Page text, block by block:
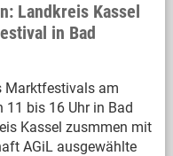
Landkreis Kassel
in Bad
Marktfestivals am
11 bis 16 Uhr in Bad
Kassel zusmmen mit
AGiL ausgewählte